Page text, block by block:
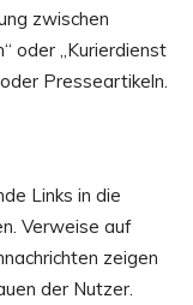
zwischen
oder „Kurierdienst
Presseartikeln.
Links in die
Verweise auf
zeigen
der Nutzer.